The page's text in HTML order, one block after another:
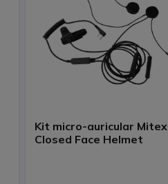
Kit micro-auricular Mitex
Closed Face Helmet